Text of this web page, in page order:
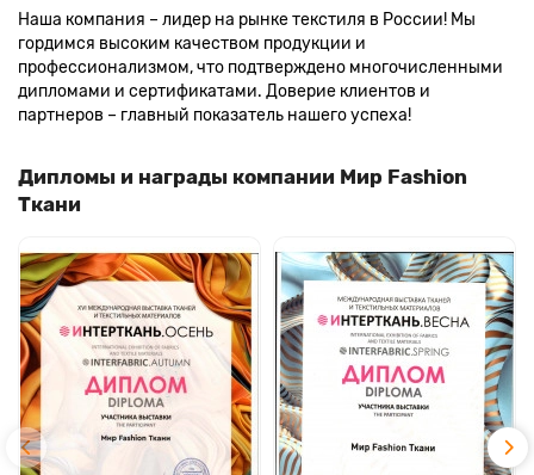
Наша компания – лидер на рынке текстиля в России! Мы
гордимся высоким качеством продукции и
профессионализмом, что подтверждено многочисленными
дипломами и сертификатами. Доверие клиентов и
партнеров – главный показатель нашего успеха!
Дипломы и награды компании Мир Fashion
Ткани